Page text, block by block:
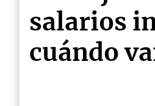
salarios
cuándo